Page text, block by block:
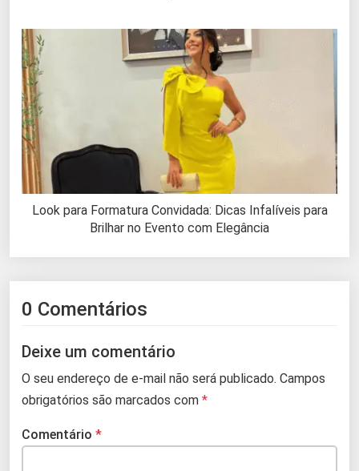
Look para Formatura Convidada: Dicas Infalíveis para
Brilhar no Evento com Elegância
0 Comentários
Deixe um comentário
O seu endereço de e-mail não será publicado. Campos
obrigatórios são marcados com *
Comentário *